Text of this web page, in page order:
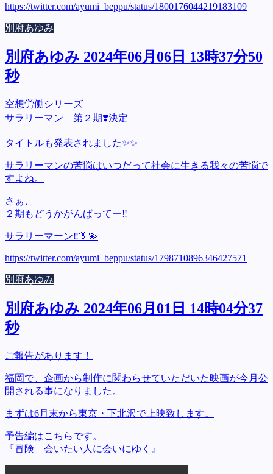
https://twitter.com/ayumi_beppu/status/1800176044219183109
別府あゆみ
別府あゆみ 2024年06月06日 13時37分50
秒
空想労働シリーズ
サラリーマン 第２期❣️決定
タイトルも発表されました✨✨
サラリーマンの苦悩はいつだって社会に生きる我々の苦悩で
すよね。
さぁ、
２期もどうかがんばってー‼️
サラリーマーン‼️👔💫
https://twitter.com/ayumi_beppu/status/1798710896346427571
別府あゆみ
別府あゆみ 2024年06月01日 14時04分37
秒
ご報告があります！
福岡で、企画から制作に関わらせていただいた映画が今月公
開される事になりました。
まずは6月末から東京・下北沢で上映致します。
予告編はこちらです。
『冒険 会いたい人に会いにゆく』